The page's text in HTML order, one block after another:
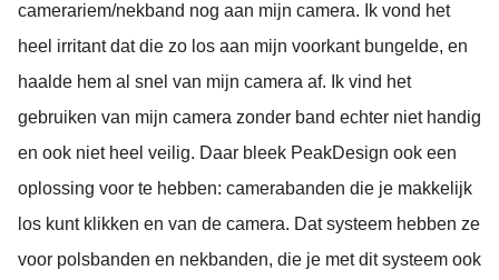
camerariem/nekband nog aan mijn camera. Ik vond het
heel irritant dat die zo los aan mijn voorkant bungelde, en
haalde hem al snel van mijn camera af. Ik vind het
gebruiken van mijn camera zonder band echter niet handig
en ook niet heel veilig. Daar bleek PeakDesign ook een
oplossing voor te hebben: camerabanden die je makkelijk
los kunt klikken en van de camera. Dat systeem hebben ze
voor polsbanden en nekbanden, die je met dit systeem ook